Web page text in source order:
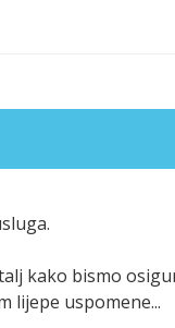
kako bismo
lijepe uspomene...